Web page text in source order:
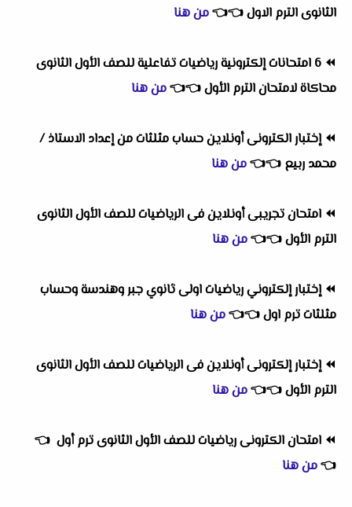
الثانوى الترم الاول👈
👈من هنا
⏪
6 امتحانات إلكترونية رياضيات تفاعلية للصف الأول الثانوى
محاكاة لامتحان الترم الأول👈
👈من هنا
⏪إختبار الكترونى أونلاين حساب مثلثات من إعداد الاستاذ /
محمد ربيع 👈
👈من هنا
⏪ امتحان تجريبى أونلاين فى الرياضيات للصف الأول الثانوى
الترم الأول👈
👈من هنا
⏪إختبار إلكتروني رياضيات اولى ثانوي جبر وهندسة وحساب
مثلثات ترم اول👈
👈من هنا
⏪إختبار إلكترونى أونلاين فى الرياضيات للصف الأول الثانوى
الترم الأول👈
👈من هنا
⏪ امتحان الكترونى رياضيات للصف الأول الثانوى ترم أول 👈
👈من هنا